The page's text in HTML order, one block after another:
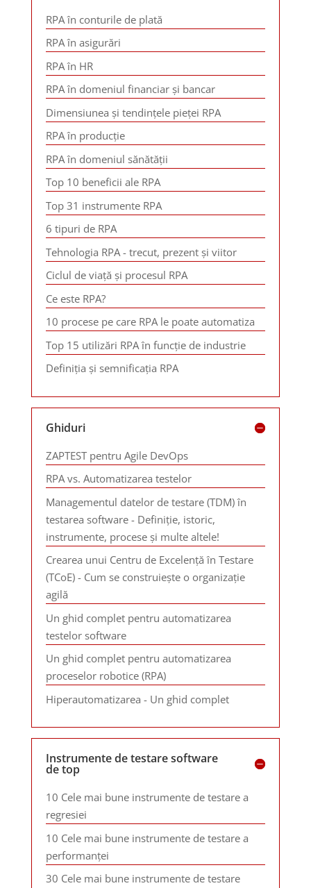
RPA în conturile de plată
RPA în asigurări
RPA în HR
RPA în domeniul financiar și bancar
Dimensiunea și tendințele pieței RPA
RPA în producție
RPA în domeniul sănătății
Top 10 beneficii ale RPA
Top 31 instrumente RPA
6 tipuri de RPA
Tehnologia RPA - trecut, prezent și viitor
Ciclul de viață și procesul RPA
Ce este RPA?
10 procese pe care RPA le poate automatiza
Top 15 utilizări RPA în funcție de industrie
Definiția și semnificația RPA
Ghiduri
ZAPTEST pentru Agile DevOps
RPA vs. Automatizarea testelor
Managementul datelor de testare (TDM) în
testarea software - Definiție, istoric,
instrumente, procese și multe altele!
Crearea unui Centru de Excelență în Testare
(TCoE) - Cum se construiește o organizație
agilă
Un ghid complet pentru automatizarea
testelor software
Un ghid complet pentru automatizarea
proceselor robotice (RPA)
Hiperautomatizarea - Un ghid complet
Instrumente de testare software
de top
10 Cele mai bune instrumente de testare a
regresiei
10 Cele mai bune instrumente de testare a
performanței
30 Cele mai bune instrumente de testare